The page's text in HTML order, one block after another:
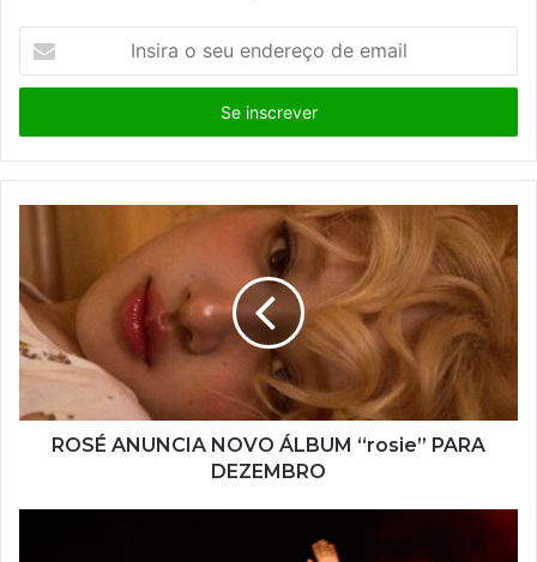
s
r
a
e
n
d
e
e
ROSÉ ANUNCIA NOVO ÁLBUM “rosie” PARA
DEZEMBRO